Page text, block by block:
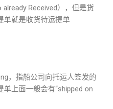
Received），但是货
单就是收货待运提单
，指船公司向托运人签发的
上面一般会有“shipped on